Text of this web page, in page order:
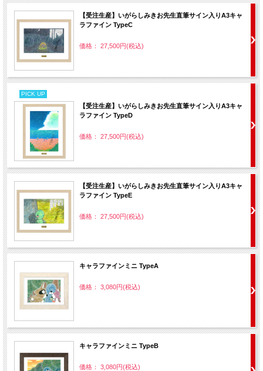
【受注生産】いがらしみきお先生直筆サイン入りA3キャ
ラファイン TypeC
価格： 27,500円(税込)
PICK UP
【受注生産】いがらしみきお先生直筆サイン入りA3キャ
ラファイン TypeD
価格： 27,500円(税込)
【受注生産】いがらしみきお先生直筆サイン入りA3キャ
ラファイン TypeE
価格： 27,500円(税込)
キャラファインミニ TypeA
価格： 3,080円(税込)
キャラファインミニ TypeB
価格： 3,080円(税込)